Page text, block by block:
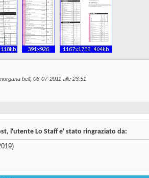
bell; 06-07-2011 alle 23:51
l'utente Lo Staff e' stato ringraziato da: